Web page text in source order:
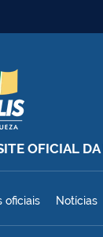
OFICIAL
de
oficiais Notícias